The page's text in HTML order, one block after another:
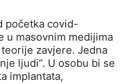
početka covid-
u masovnim medijima
zavjere. Jedna
ljudi”. U osobu bi se
implantata,